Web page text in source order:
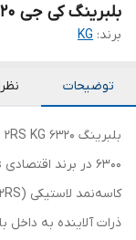
بلبرینگ کی جی 6320 2RS
برند: KG
توضیحات
ذرات آلاینده به داخل